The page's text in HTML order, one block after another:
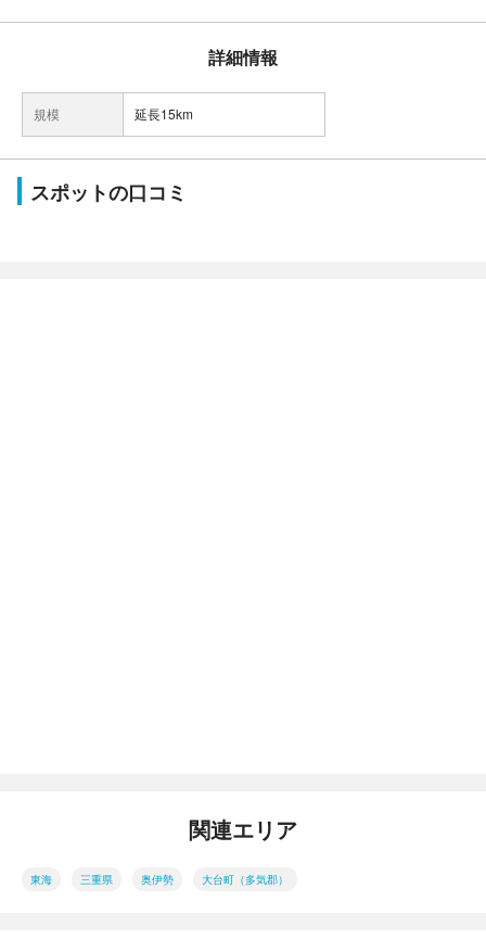
詳細情報
規模 延長15km
スポットの口コミ
関連エリア
東海 三重県 奥伊勢 大台町（多気郡）